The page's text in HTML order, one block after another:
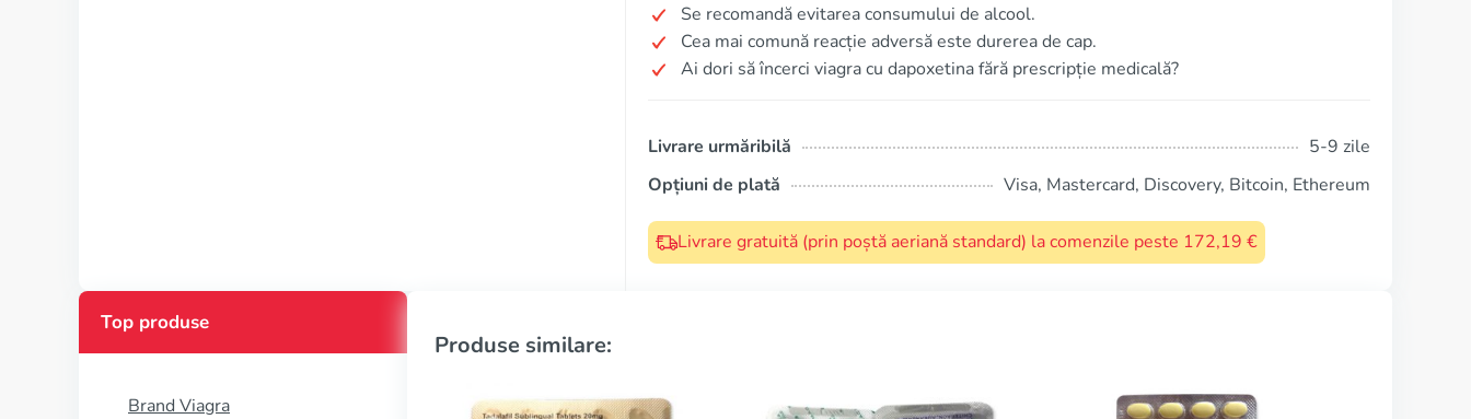
Se recomandă evitarea consumului de alcool.
Cea mai comună reacție adversă este durerea de cap.
Ai dori să încerci viagra cu dapoxetina fără prescripție medicală?
Livrare urmăribilă
5-9 zile
Opțiuni de plată
Visa, Mastercard, Discovery, Bitcoin, Ethereum
Livrare gratuită (prin poștă aeriană standard) la comenzile peste 172,19 €
Top produse
Brand Viagra
Produse similare: